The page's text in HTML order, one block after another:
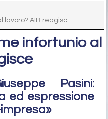
AIB reagisc...
infortunio al
Pasini:
ed espressione